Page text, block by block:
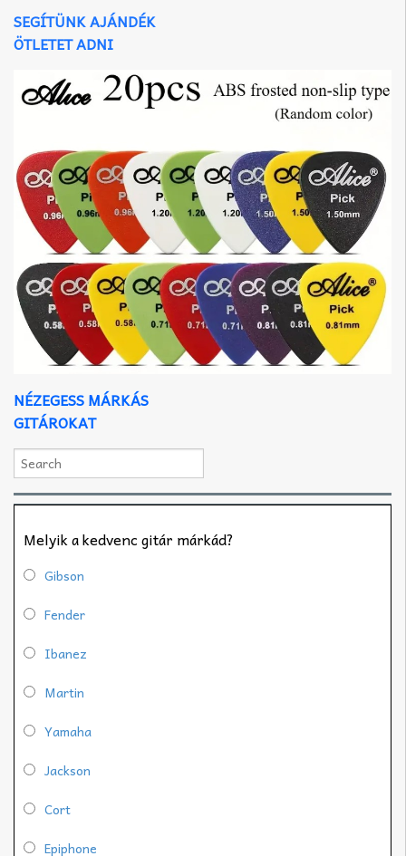
SEGÍTÜNK AJÁNDÉK
ÖTLETET ADNI
NÉZEGESS MÁRKÁS
GITÁROKAT
Melyik a kedvenc gitár márkád?
Gibson
Fender
Ibanez
Martin
Yamaha
Jackson
Cort
Epiphone